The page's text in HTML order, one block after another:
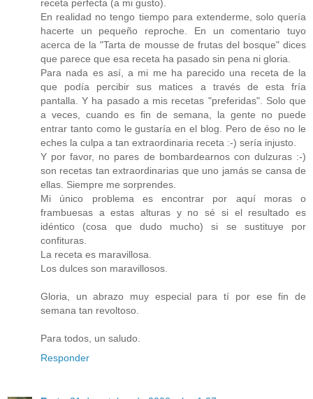
receta perfecta (a mi gusto).
En realidad no tengo tiempo para extenderme, solo quería
hacerte un pequeño reproche. En un comentario tuyo
acerca de la "Tarta de mousse de frutas del bosque" dices
que parece que esa receta ha pasado sin pena ni gloria.
Para nada es así, a mi me ha parecido una receta de la
que podía percibir sus matices a través de esta fría
pantalla. Y ha pasado a mis recetas "preferidas". Solo que
a veces, cuando es fin de semana, la gente no puede
entrar tanto como le gustaría en el blog. Pero de éso no le
eches la culpa a tan extraordinaria receta :-) sería injusto.
Y por favor, no pares de bombardearnos con dulzuras :-)
son recetas tan extraordinarias que uno jamás se cansa de
ellas. Siempre me sorprendes.
Mi único problema es encontrar por aquí moras o
frambuesas a estas alturas y no sé si el resultado es
idéntico (cosa que dudo mucho) si se sustituye por
confituras.
La receta es maravillosa.
Los dulces son maravillosos.
Gloria, un abrazo muy especial para tí por ese fin de
semana tan revoltoso.
Para todos, un saludo.
Responder